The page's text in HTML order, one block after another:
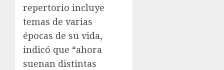
repertorio incluye
temas de varias
épocas de su vida,
indicó que “ahora
suenan distintas